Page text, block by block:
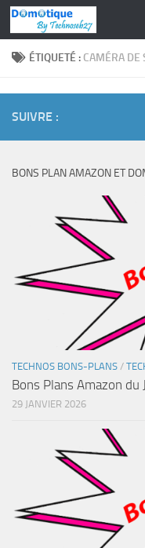
Skip to content
ÉTIQUETÉ : CAMÉRA DE
SUIVRE :
BONS PLAN AMAZON ET
TECHNOS BONS-PLANS /
Bons Plans Amazon
29 JANVIER 2026